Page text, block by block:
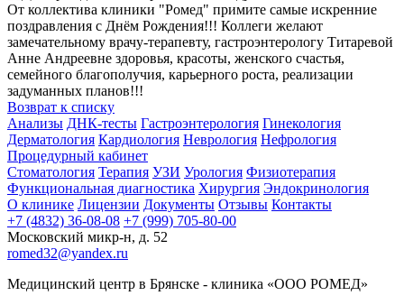
От коллектива клиники "Ромед" примите самые искренние
поздравления с Днём Рождения!!! Коллеги желают
замечательному врачу-терапевту, гастроэнтерологу Титаревой
Анне Андреевне здоровья, красоты, женского счастья,
семейного благополучия, карьерного роста, реализации
задуманных планов!!!
Возврат к списку
Анализы ДНК-тесты Гастроэнтерология Гинекология
Дерматология Кардиология Неврология Нефрология
Процедурный кабинет
Стоматология Терапия УЗИ Урология Физиотерапия
Функциональная диагностика Хирургия Эндокринология
О клинике Лицензии Документы Отзывы Контакты
+7 (4832) 36-08-08 +7 (999) 705-80-00
Московский микр-н, д. 52
romed32@yandex.ru
Медицинский центр в Брянске - клиника «ООО РОМЕД»